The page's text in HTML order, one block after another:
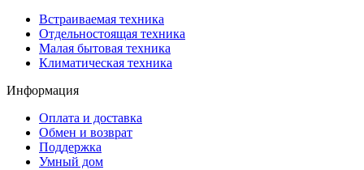
Встраиваемая техника
Отдельностоящая техника
Малая бытовая техника
Климатическая техника
Информация
Оплата и доставка
Обмен и возврат
Поддержка
Умный дом